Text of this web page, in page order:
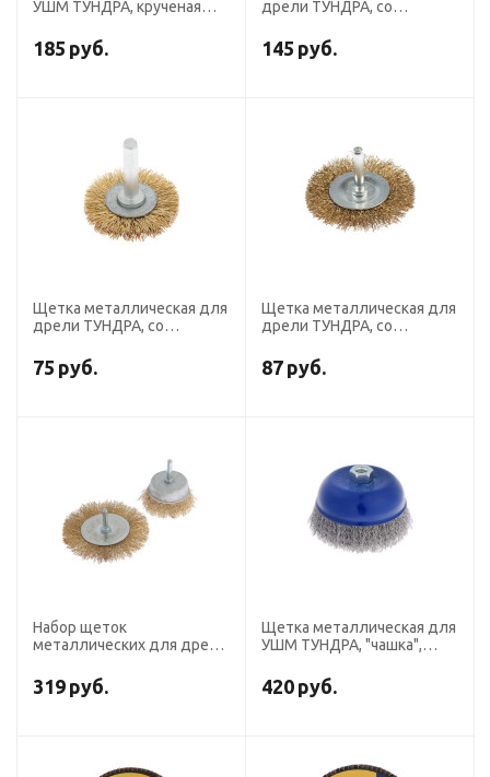
УШМ ТУНДРА, крученая
посадка 22 мм, 100 мм
185 руб.
дрели ТУНДРА, со
145 руб.
Щетка металлическая для
дрели ТУНДРА, со
75 руб.
Щетка металлическая для
дрели ТУНДРА, со
87 руб.
Набор щеток
металлических для дрели
чашка 75 мм, 2 шт.
319 руб.
Щетка металлическая для
УШМ ТУНДРА, "чашка",
420 руб.